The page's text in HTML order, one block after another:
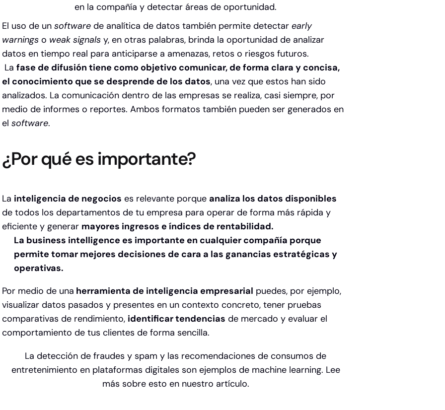
en la compañía y detectar áreas de oportunidad.
El uso de un software de analítica de datos también permite detectar early
warnings o weak signals y, en otras palabras, brinda la oportunidad de analizar
datos en tiempo real para anticiparse a amenazas, retos o riesgos futuros.
La fase de difusión tiene como objetivo comunicar, de forma clara y concisa,
el conocimiento que se desprende de los datos, una vez que estos han sido
analizados. La comunicación dentro de las empresas se realiza, casi siempre, por
medio de informes o reportes. Ambos formatos también pueden ser generados en
el software.
¿Por qué es importante?
La inteligencia de negocios es relevante porque analiza los datos disponibles
de todos los departamentos de tu empresa para operar de forma más rápida y
eficiente y generar mayores ingresos e índices de rentabilidad.
La business intelligence es importante en cualquier compañía porque
permite tomar mejores decisiones de cara a las ganancias estratégicas y
operativas.
Por medio de una herramienta de inteligencia empresarial puedes, por ejemplo,
visualizar datos pasados y presentes en un contexto concreto, tener pruebas
comparativas de rendimiento, identificar tendencias de mercado y evaluar el
comportamiento de tus clientes de forma sencilla.
La detección de fraudes y spam y las recomendaciones de consumos de
entretenimiento en plataformas digitales son ejemplos de machine learning. Lee
más sobre esto en nuestro artículo.